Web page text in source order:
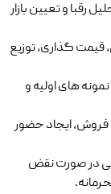
رقبا و تعیین بازار
قیمت‌ گذاری، توزیع
های اولیه و
و فروش، ایجاد حضور
در صورت نقض